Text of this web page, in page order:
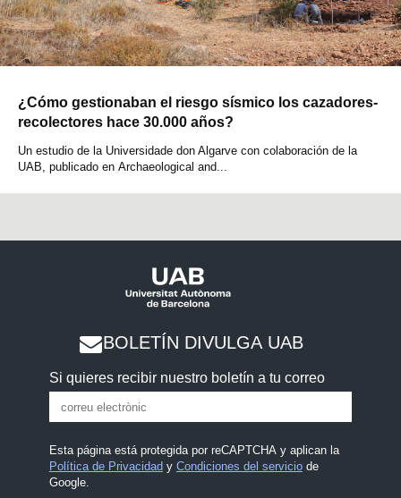
¿Cómo gestionaban el riesgo sísmico los cazadores-
recolectores hace 30.000 años?
Un estudio de la Universidade don Algarve con colaboración de la
UAB, publicado en Archaeological and...
BOLETÍN DIVULGA UAB
Si quieres recibir nuestro boletín a tu correo
Esta página está protegida por reCAPTCHA y aplican la
Política de Privacidad y Condiciones del serviciode
Google.